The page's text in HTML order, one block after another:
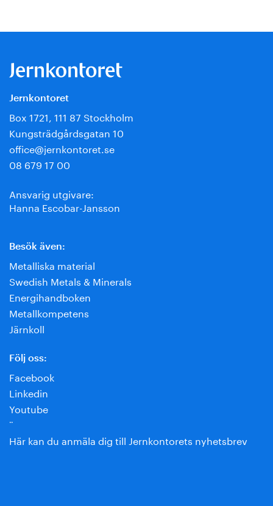
Jernkontoret
Box 1721, 111 87 Stockholm
Kungsträdgårdsgatan 10
office@jernkontoret.se
08 679 17 00
Ansvarig utgivare:
Hanna Escobar-Jansson
Besök även:
Metalliska material
Swedish Metals & Minerals
Energihandboken
Metallkompetens
Järnkoll
Följ oss:
Facebook
Linkedin
Youtube
¨
Här kan du anmäla dig till Jernkontorets nyhetsbrev